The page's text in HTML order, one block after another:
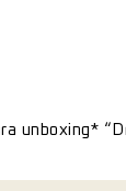
unboxing*